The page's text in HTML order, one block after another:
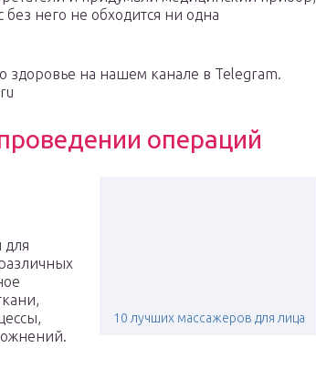
без него не обходится ни одна
на нашем канале в Telegram.
операций
10 лучших массажеров для лица
для